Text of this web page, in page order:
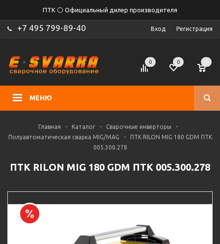
ПТК ⚪ Официальный дилер производителя
+7 495 799-89-40 Вход Регистрация
МЕНЮ
0 0
Главная - Каталог - Сварочные инверторы
-
Полуавтоматическая сварка MIG/MAG
-
ПТК RILON MIG 180 GDM ПТК
005.300.278
ПТК RILON MIG 180 GDM ПТК 005.300.278